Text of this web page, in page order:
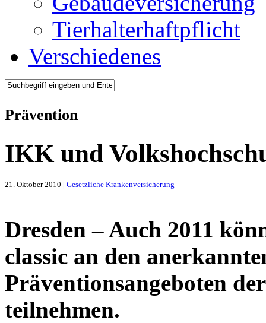
Tierhalterhaftpflicht
Verschiedenes
Prävention
IKK und
21. Oktober 2010 | Gesetzliche Krankenversicherung
Dresden – Auch 2011
classic an den
Präventionsangeboten
teilnehmen.